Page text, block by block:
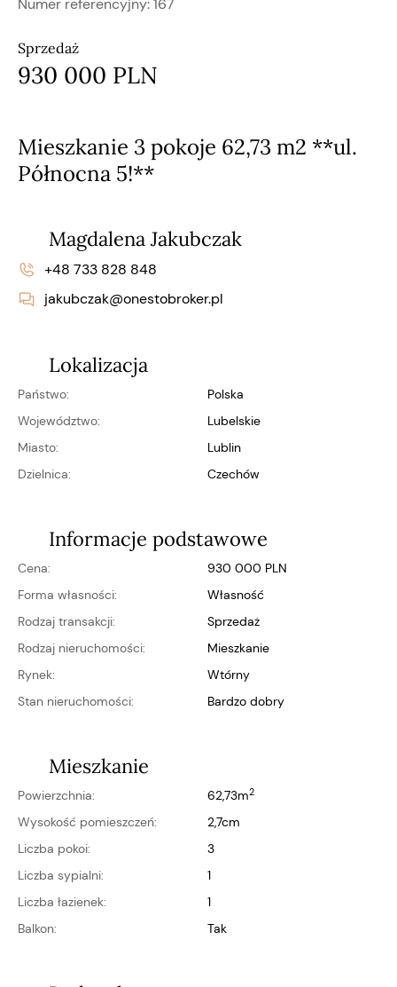
Numer referencyjny:167
Mieszkanie 3 pokoje 62,73 m2 **ul.
Północna 5!**
Sprzedaż
930 000 PLN
Magdalena Jakubczak
+48 733 828 848
jakubczak@onestobroker.pl
Lokalizacja
Państwo:
Polska
Województwo:
lubelskie
Miasto:
Lublin
Dzielnica:
Czechów
Informacje podstawowe
Cena:
930 000 PLN
Forma własności:
własność
Rodzaj transakcji:
Sprzedaż
Rodzaj nieruchomości:
Mieszkanie
Rynek:
wtórny
Stan nieruchomości:
bardzo dobry
Mieszkanie
Powierzchnia: 62,73m2
Wysokość pomieszczeń:
2,7cm
Liczba pokoi:
3
Liczba sypialni:
1
Liczba łazienek:
1
Balkon:
Tak